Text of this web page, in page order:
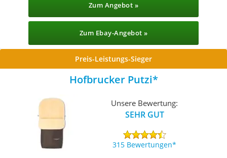
Zum Angebot »
Zum Ebay-Angebot »
Preis-Leistungs-Sieger
Hofbrucker Putzi
Unsere Bewertung:
SEHR GUT
315 Bewertungen